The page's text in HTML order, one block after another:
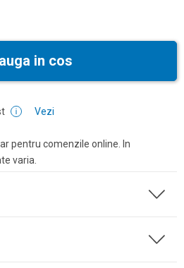
in cos
Vezi
pentru comenzile online. In
varia.